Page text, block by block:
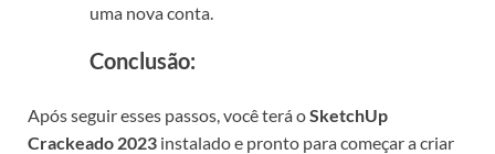
uma nova conta.
Conclusão:
Após seguir esses passos, você terá oSketchUp
Crackeado 2023 instalado e pronto para começar a criar